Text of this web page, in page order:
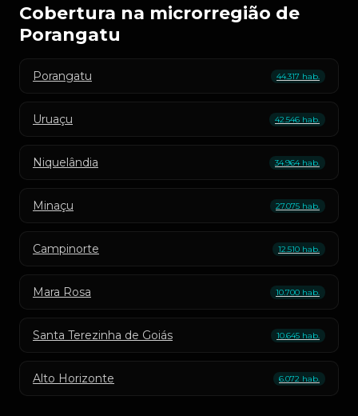
Cobertura na microrregião de
Porangatu
Porangatu 44.317 hab.
Uruaçu 42.546 hab.
Niquelândia 34.964 hab.
Minaçu 27.075 hab.
Campinorte 12.510 hab.
Mara Rosa 10.700 hab.
Santa Terezinha de Goiás 10.645 hab.
Alto Horizonte 6.072 hab.